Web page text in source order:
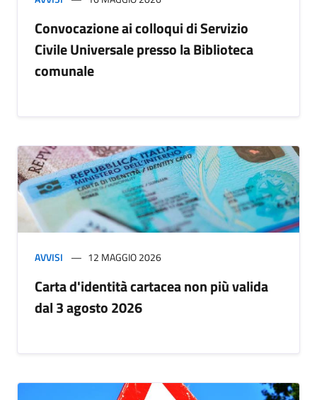
Convocazione ai colloqui di Servizio
Civile Universale presso la Biblioteca
comunale
AVVISI 12 MAGGIO 2026
Carta d'identità cartacea non più valida
dal 3 agosto 2026